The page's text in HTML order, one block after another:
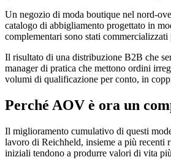
Un negozio di moda boutique nel nord-
catalogo di abbigliamento progettato in
complementari sono stati
Il risultato di una distribuzione B2B che
manager di pratica che mettono ordini
volumi di qualificazione per conto, in
Perché AOV è ora un
Il miglioramento cumulativo di questi
lavoro di Reichheld, insieme a più recenti
iniziali tendono a produrre valori di vita